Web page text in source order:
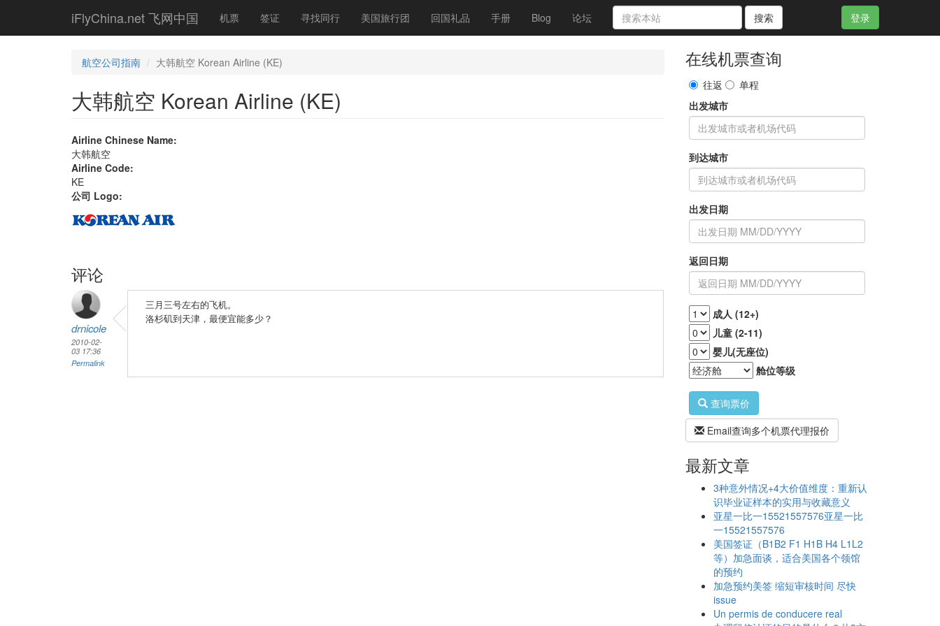
main
iFlyChina.net 飞网中国 机票 签证 寻找同行 美国旅行团 回国礼品 手册 Blog 论坛 搜索 登录
航空公司指南 大韩航空 Korean Airline (KE)
大韩航空 Korean Airline (KE)
Airline Chinese Name:
大韩航空
Airline Code:
KE
公司 Logo:
评论
drnicole
2010-02-
03 17:36
Permalink
三月三号左右的飞机。
洛杉矶到天津，最便宜能多少？
在线机票查询
往返
单程
出发城市
到达城市
出发日期
返回日期
成人 (12+)
儿童 (2-11)
婴儿(无座位)
舱位等级
查询票价
Email查询多个机票代理报价
最新文章
3种意外情况+4大价值维度：重新认
识毕业证样本的实用与收藏意义
亚星一比一15521557576亚星一比
一15521557576
美国签证（B1B2 F1 H1B H4 L1L2
等）加急面谈，适合美国各个领馆
的预约
加急预约美签 缩短审核时间 尽快
issue
Un permis de conducere real